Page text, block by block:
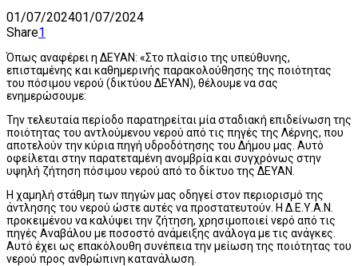
01/07/202401/07/2024
Share1
Όπως αναφέρει η ΔΕΥΑΝ: «Στο πλαίσιο της υπεύθυνης,
επισταμένης και καθημερινής παρακολούθησης της ποιότητας
του πόσιμου νερού (δικτύου ΔΕΥΑΝ), θέλουμε να σας
ενημερώσουμε:
Την τελευταία περίοδο παρατηρείται μία σταδιακή επιδείνωση της
ποιότητας του αντλούμενου νερού από τις πηγές της Λέρνης, που
αποτελούν την κύρια πηγή υδροδότησης του Δήμου μας. Αυτό
οφείλεται στην παρατεταμένη ανομβρία και συγχρόνως στην
υψηλή ζήτηση πόσιμου νερού από το δίκτυο της ΔΕΥΑΝ.
Η χαμηλή στάθμη των πηγών μας οδηγεί στον περιορισμό της
άντλησης του νερού ώστε αυτές να προστατευτούν. Η Δ.Ε.Υ.Α.Ν.
προκειμένου να καλύψει την ζήτηση, χρησιμοποιεί νερό από τις
πηγές Αναβάλου με ποσοστό ανάμειξης ανάλογα με τις ανάγκες.
Αυτό έχει ως επακόλουθη συνέπεια την μείωση της ποιότητας του
νερού προς ανθρώπινη κατανάλωση.